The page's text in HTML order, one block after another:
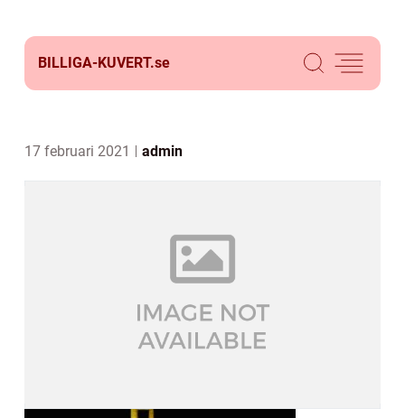
BILLIGA-KUVERT.se
17 februari 2021 admin